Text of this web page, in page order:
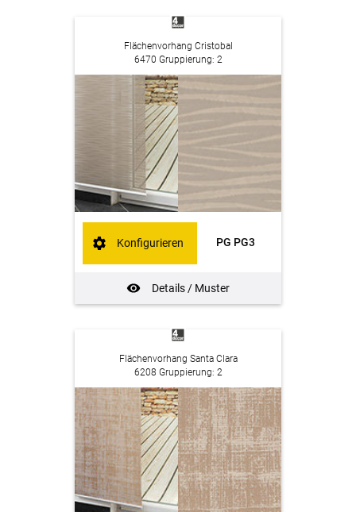
Flächenvorhang Cristobal
6470 Gruppierung: 2
PG PG3
Details / Muster
Konfigurieren
Flächenvorhang Santa Clara
6208 Gruppierung: 2